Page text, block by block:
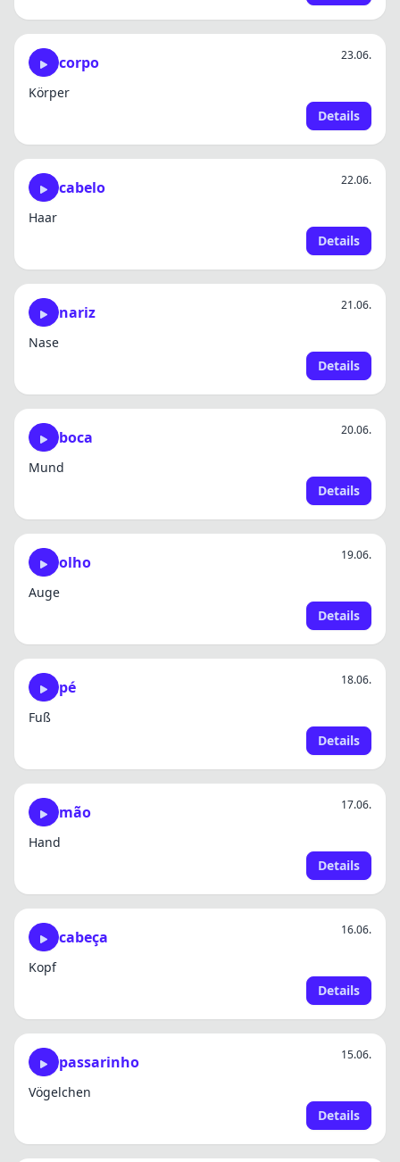
corpo 23.06.
Körper
Details
cabelo 22.06.
Haar
Details
nariz 21.06.
Nase
Details
boca 20.06.
Mund
Details
olho 19.06.
Auge
Details
pé 18.06.
Fuß
Details
mão 17.06.
Hand
Details
cabeça 16.06.
Kopf
Details
passarinho 15.06.
Vögelchen
Details